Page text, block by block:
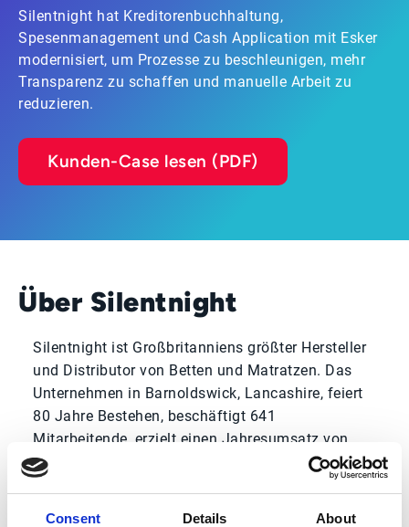
Consent Details About
Silentnight hat Kreditorenbuchhaltung,
Spesenmanagement und Cash Application mit Esker
modernisiert, um Prozesse zu beschleunigen, mehr
Transparenz zu schaffen und manuelle Arbeit zu
reduzieren.
Kunden-Case lesen (PDF)
Über Silentnight
Silentnight ist Großbritanniens größter Hersteller
und Distributor von Betten und Matratzen. Das
Unternehmen in Barnoldswick, Lancashire, feiert
80 Jahre Bestehen, beschäftigt 641
Mitarbeitende, erzielt einen Jahresumsatz von
125 Millionen Pfund und nutzt JDE ERP.
Zentrale Ergebnisse